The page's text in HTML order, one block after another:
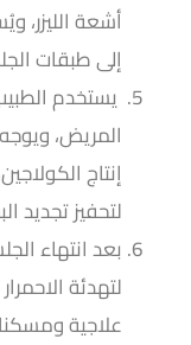
أشعة
إلى طبقات
يستخدم
المريض،
إنتاج
لتحفيز تجديد
بعد انتهاء
لتهدئة
علاجية